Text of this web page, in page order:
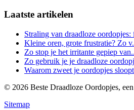
Laatste artikelen
Straling van draadloze oordopjes:
Kleine oren, grote frustratie? Zo
Zo stop je het irritante gepiep
Zo gebruik je je draadloze
Waarom zweet je oordopjes
© 2026 Beste Draadloze Oordopjes,
Sitemap